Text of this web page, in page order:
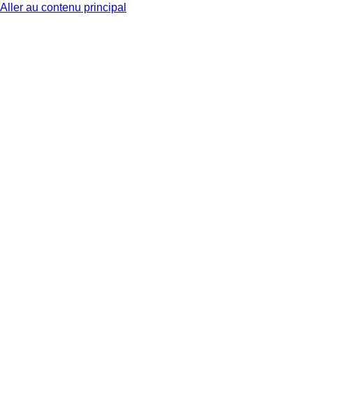
Aller au contenu principal